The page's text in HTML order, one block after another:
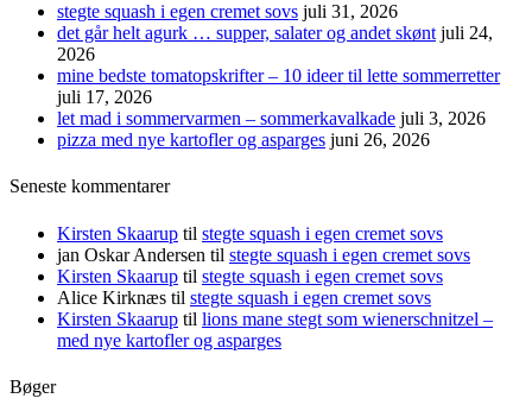
stegte squash i egen cremet sovs juli 31, 2026
det går helt agurk … supper, salater og andet skønt juli 24,
2026
mine bedste tomatopskrifter – 10 ideer til lette sommerretter
juli 17, 2026
let mad i sommervarmen – sommerkavalkade juli 3, 2026
pizza med nye kartofler og asparges juni 26, 2026
Seneste kommentarer
Kirsten Skaarup til stegte squash i egen cremet sovs
jan Oskar Andersen til stegte squash i egen cremet sovs
Kirsten Skaarup til stegte squash i egen cremet sovs
Alice Kirknæs til stegte squash i egen cremet sovs
Kirsten Skaarup til lions mane stegt som wienerschnitzel –
med nye kartofler og asparges
Bøger